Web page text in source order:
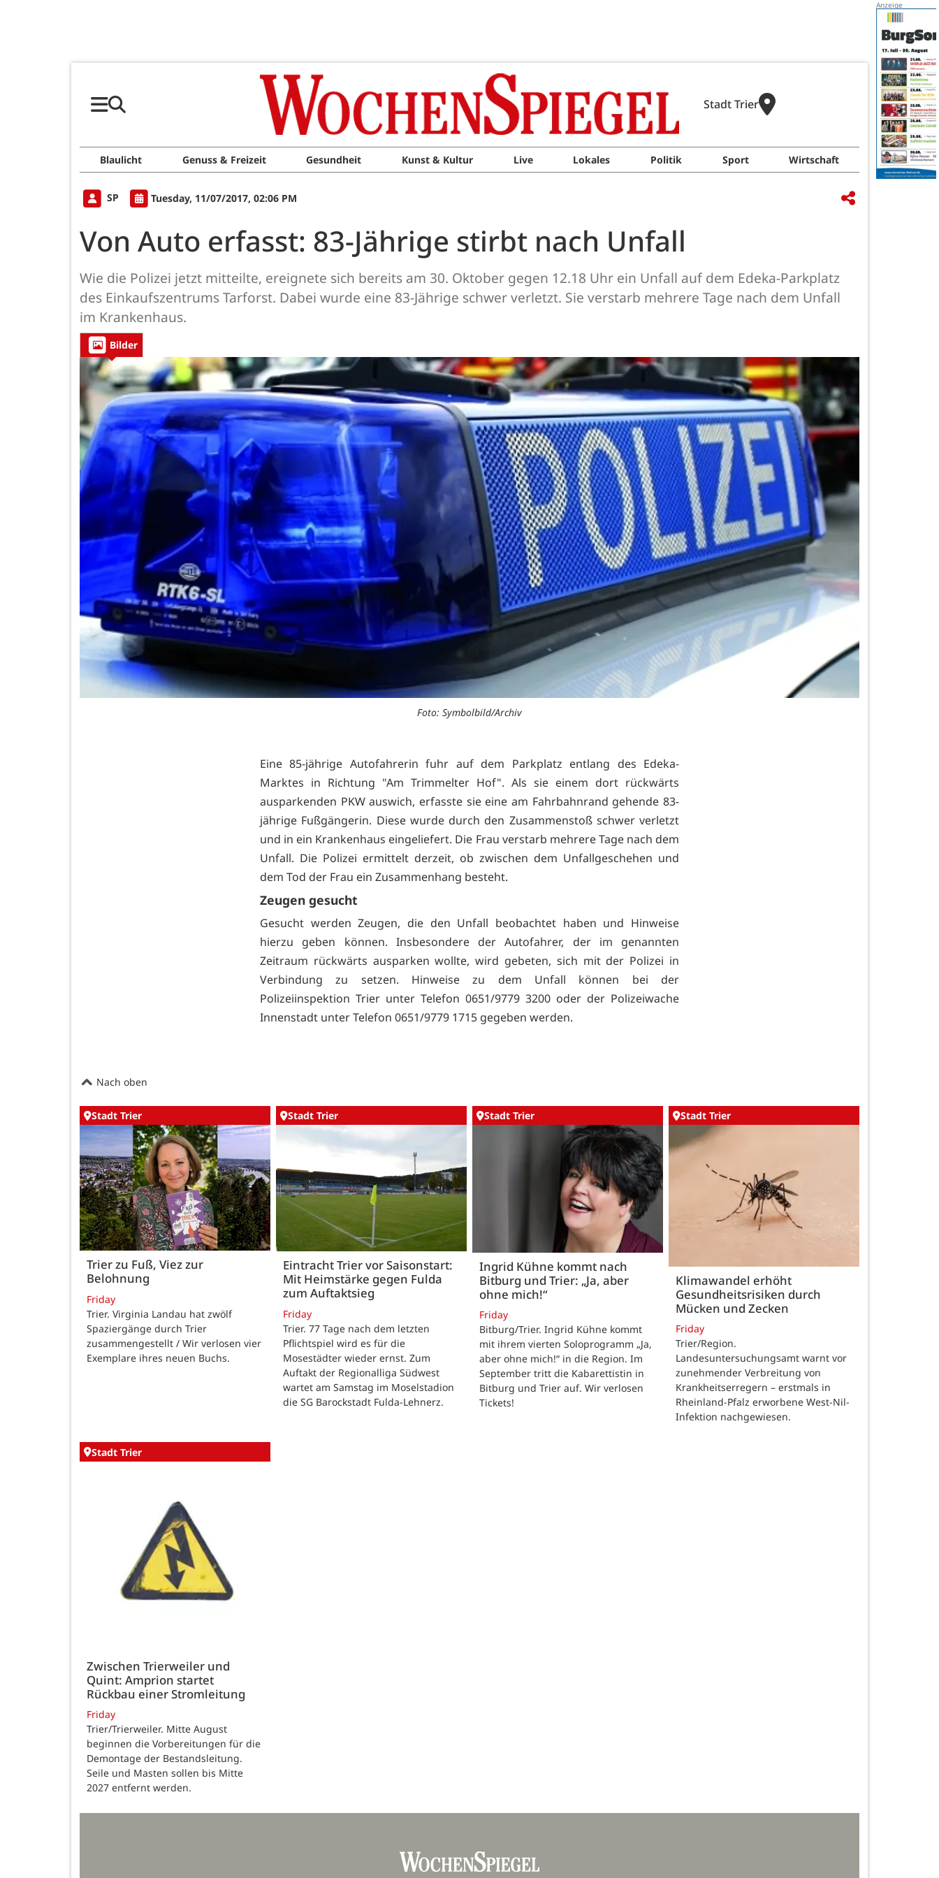
Stadt Trier
Blaulicht Genuss & Freizeit Gesundheit Kunst & Kultur Live Lokales Politik Sport Wirtschaft
SP Tuesday, 11/07/2017, 02:06 PM
Von Auto erfasst: 83-Jährige stirbt nach Unfall
Wie die Polizei jetzt mitteilte, ereignete sich bereits am 30. Oktober gegen 12.18 Uhr ein Unfall auf dem Edeka-Parkplatz
des Einkaufszentrums Tarforst. Dabei wurde eine 83-Jährige schwer verletzt. Sie verstarb mehrere Tage nach dem Unfall
im Krankenhaus.
Bilder
Foto: Symbolbild/Archiv
Eine 85-jährige Autofahrerin fuhr auf dem Parkplatz entlang des Edeka-
Marktes in Richtung "Am Trimmelter Hof". Als sie einem dort rückwärts
ausparkenden PKW auswich, erfasste sie eine am Fahrbahnrand gehende 83-
jährige Fußgängerin. Diese wurde durch den Zusammenstoß schwer verletzt
und in ein Krankenhaus eingeliefert. Die Frau verstarb mehrere Tage nach dem
Unfall. Die Polizei ermittelt derzeit, ob zwischen dem Unfallgeschehen und
dem Tod der Frau ein Zusammenhang besteht.
Zeugen gesucht
Gesucht werden Zeugen, die den Unfall beobachtet haben und Hinweise
hierzu geben können. Insbesondere der Autofahrer, der im genannten
Zeitraum rückwärts ausparken wollte, wird gebeten, sich mit der Polizei in
Verbindung zu setzen. Hinweise zu dem Unfall können bei der
Polizeiinspektion Trier unter Telefon 0651/9779 3200 oder der Polizeiwache
Innenstadt unter Telefon 0651/9779 1715 gegeben werden.
Nach oben
Stadt Trier
Trier zu Fuß, Viez zur
Belohnung
Friday
Trier. Virginia Landau hat zwölf
Spaziergänge durch Trier
zusammengestellt / Wir verlosen vier
Exemplare ihres neuen Buchs.
Stadt Trier
Eintracht Trier vor Saisonstart:
Mit Heimstärke gegen Fulda
zum Auftaktsieg
Friday
Trier. 77 Tage nach dem letzten
Pflichtspiel wird es für die
Mosestädter wieder ernst. Zum
Auftakt der Regionalliga Südwest
wartet am Samstag im Moselstadion
die SG Barockstadt Fulda-Lehnerz.
Stadt Trier
Ingrid Kühne kommt nach
Bitburg und Trier: „Ja, aber
ohne mich!“
Friday
Bitburg/Trier. Ingrid Kühne kommt
mit ihrem vierten Soloprogramm „Ja,
aber ohne mich!“ in die Region. Im
September tritt die Kabarettistin in
Bitburg und Trier auf. Wir verlosen
Tickets!
Stadt Trier
Klimawandel erhöht
Gesundheitsrisiken durch
Mücken und Zecken
Friday
Trier/Region.
Landesuntersuchungsamt warnt vor
zunehmender Verbreitung von
Krankheitserregern – erstmals in
Rheinland-Pfalz erworbene West-Nil-
Infektion nachgewiesen.
Stadt Trier
Zwischen Trierweiler und
Quint: Amprion startet
Rückbau einer Stromleitung
Friday
Trier/Trierweiler. Mitte August
beginnen die Vorbereitungen für die
Demontage der Bestandsleitung.
Seile und Masten sollen bis Mitte
2027 entfernt werden.